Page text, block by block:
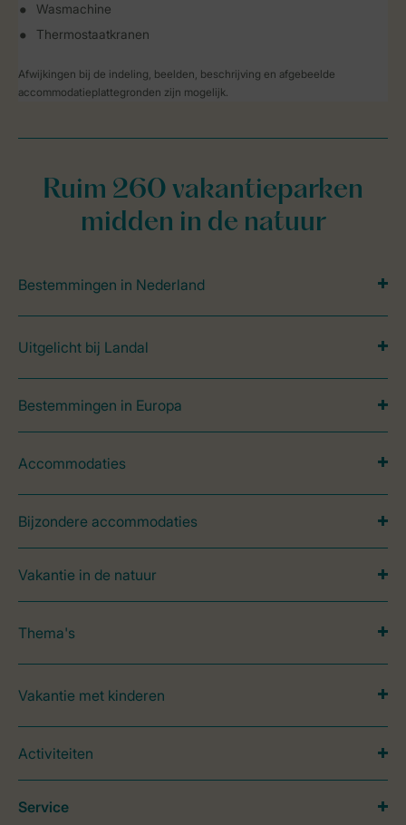
Wasmachine
Thermostaatkranen
Afwijkingen bij de indeling, beelden, beschrijving en afgebeelde
accommodatieplattegronden zijn mogelijk.
Ruim 260 vakantieparken
midden in de natuur
Bestemmingen in Nederland
Uitgelicht bij Landal
Bestemmingen in Europa
Accommodaties
Bijzondere accommodaties
Vakantie in de natuur
Thema's
Vakantie met kinderen
Activiteiten
Service